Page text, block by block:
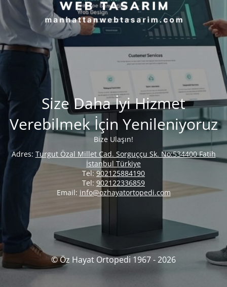
Size Daha İyi Hizmet
Verebilmek İçin Yenileniyoruz
Bize Ulaşın!
Adres: Turgut Özal Millet Cad. Sorguççu Sk. No:534400 Fatih
İstanbul Türkiye
Tel:902125884190
Tel: 902122336859
Email: info@ozhayatortopedi.com
© Öz Hayat Ortopedi 1967 - 2026